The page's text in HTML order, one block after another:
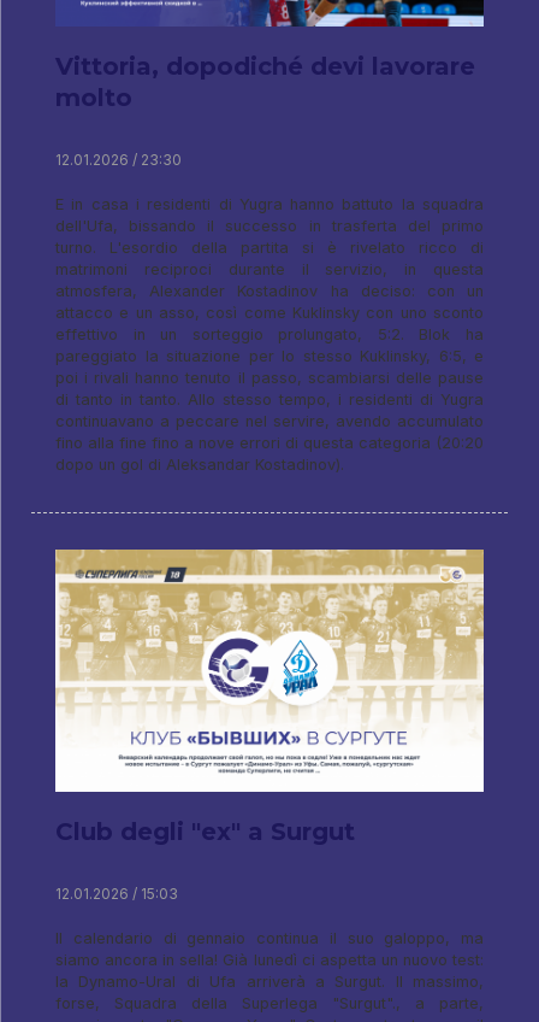
Vittoria, dopodiché devi lavorare
molto
12.01.2026 / 23:30
E in casa i residenti di Yugra hanno battuto la squadra
dell'Ufa, bissando il successo in trasferta del primo
turno. L'esordio della partita si è rivelato ricco di
matrimoni reciproci durante il servizio, in questa
atmosfera, Alexander Kostadinov ha deciso: con un
attacco e un asso, così come Kuklinsky con uno sconto
effettivo in un sorteggio prolungato, 5:2. Blok ha
pareggiato la situazione per lo stesso Kuklinsky, 6:5, e
poi i rivali hanno tenuto il passo, scambiarsi delle pause
di tanto in tanto. Allo stesso tempo, i residenti di Yugra
continuavano a peccare nel servire, avendo accumulato
fino alla fine fino a nove errori di questa categoria (20:20
dopo un gol di Aleksandar Kostadinov).
Club degli "ex" a Surgut
12.01.2026 / 15:03
Il calendario di gennaio continua il suo galoppo, ma
siamo ancora in sella! Già lunedì ci aspetta un nuovo test:
la Dynamo-Ural di Ufa arriverà a Surgut. Il massimo,
forse, Squadra della Superlega "Surgut"., a parte,